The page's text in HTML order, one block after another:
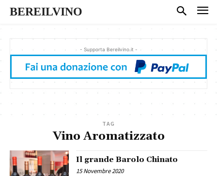
BEREILVINO
- Supporta Bereilvino.it -
TAG
Vino Aromatizzato
Il grande Barolo Chinato
15 Novembre 2020